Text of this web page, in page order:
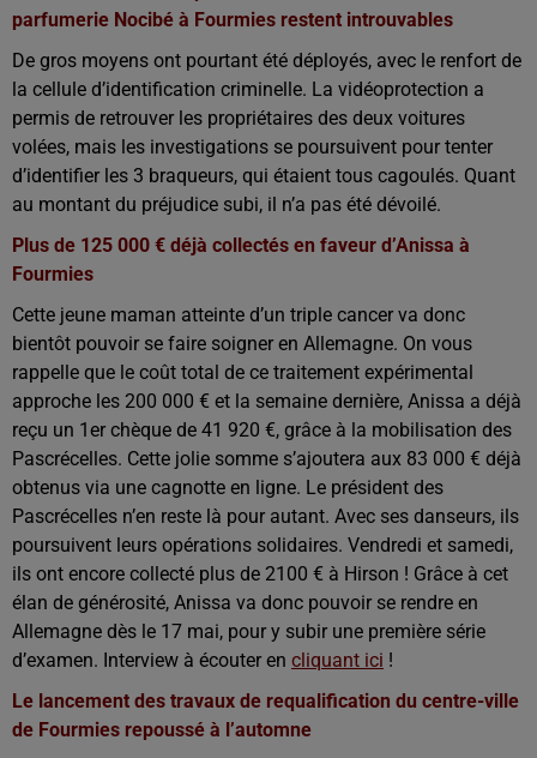
parfumerie Nocibé à Fourmies restent introuvables
De gros moyens ont pourtant été déployés, avec le renfort de
la cellule d’identification criminelle. La vidéoprotection a
permis de retrouver les propriétaires des deux voitures
volées, mais les investigations se poursuivent pour tenter
d’identifier les 3 braqueurs, qui étaient tous cagoulés. Quant
au montant du préjudice subi, il n’a pas été dévoilé.
Plus de 125 000 € déjà collectés en faveur d’Anissa à
Fourmies
Cette jeune maman atteinte d’un triple cancer va donc
bientôt pouvoir se faire soigner en Allemagne. On vous
rappelle que le coût total de ce traitement expérimental
approche les 200 000 € et la semaine dernière, Anissa a déjà
reçu un 1er chèque de 41 920 €, grâce à la mobilisation des
Pascrécelles. Cette jolie somme s’ajoutera aux 83 000 € déjà
obtenus via une cagnotte en ligne. Le président des
Pascrécelles n’en reste là pour autant. Avec ses danseurs, ils
poursuivent leurs opérations solidaires. Vendredi et samedi,
ils ont encore collecté plus de 2100 € à Hirson ! Grâce à cet
élan de générosité, Anissa va donc pouvoir se rendre en
Allemagne dès le 17 mai, pour y subir une première série
d’examen. Interview à écouter en cliquant ici !
Le lancement des travaux de requalification du centre-ville
de Fourmies repoussé à l’automne